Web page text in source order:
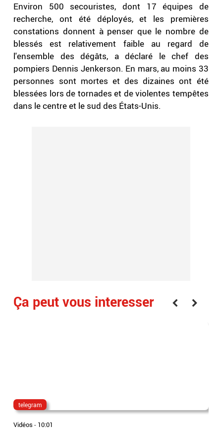
Environ 500 secouristes, dont 17 équipes de
recherche, ont été déployés, et les premières
constations donnent à penser que le nombre de
blessés est relativement faible au regard de
l'ensemble des dégâts, a déclaré le chef des
pompiers Dennis Jenkerson. En mars, au moins 33
personnes sont mortes et des dizaines ont été
blessées lors de tornades et de violentes tempêtes
dans le centre et le sud des États-Unis.
Ça peut vous interesser
telegram
Vidéos - 10:01